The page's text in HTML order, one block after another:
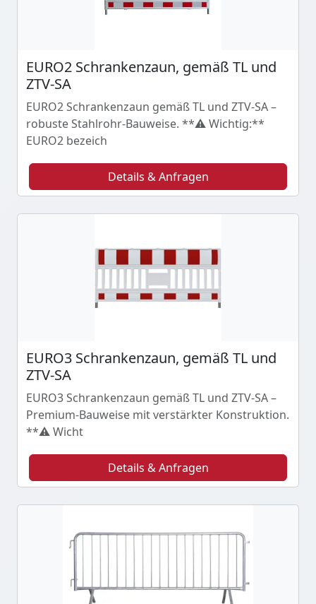
EURO2 Schrankenzaun, gemäß TL und
ZTV-SA
EURO2 Schrankenzaun gemäß TL und ZTV-SA –
robuste Stahlrohr-Bauweise. **⚠️ Wichtig:**
EURO2 bezeich
Details & Anfragen
EURO3 Schrankenzaun, gemäß TL und
ZTV-SA
EURO3 Schrankenzaun gemäß TL und ZTV-SA –
Premium-Bauweise mit verstärkter Konstruktion.
**⚠️ Wicht
Details & Anfragen